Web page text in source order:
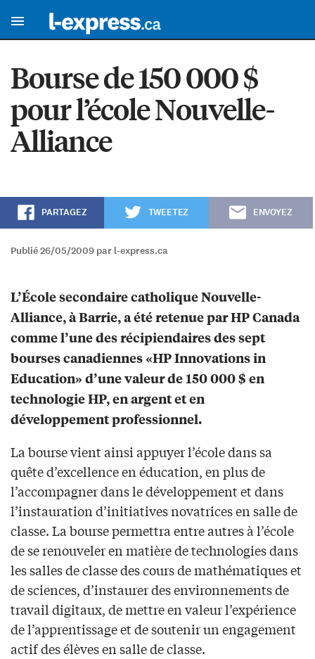
Bourse de 150 000 $
pour l’école Nouvelle-
Alliance
PARTAGEZ TWEETEZ ENVOYEZ
Publié 26/05/2009 par l-express.ca
L’École secondaire catholique Nouvelle-
Alliance, à Barrie, a été retenue par HP Canada
comme l’une des récipiendaires des sept
bourses canadiennes «HP Innovations in
Education» d’une valeur de 150 000 $ en
technologie HP, en argent et en
développement professionnel.
La bourse vient ainsi appuyer l’école dans sa
quête d’excellence en éducation, en plus de
l’accompagner dans le développement et dans
l’instauration d’initiatives novatrices en salle de
classe. La bourse permettra entre autres à l’école
de se renouveler en matière de technologies dans
les salles de classe des cours de mathématiques et
de sciences, d’instaurer des environnements de
travail digitaux, de mettre en valeur l’expérience
de l’apprentissage et de soutenir un engagement
actif des élèves en salle de classe.